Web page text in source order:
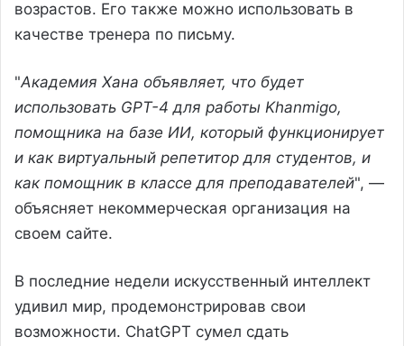
возрастов. Его также можно использовать в
качестве тренера по письму.
"Академия Хана объявляет, что будет
использовать GPT-4 для работы Khanmigo,
помощника на базе ИИ, который функционирует
и как виртуальный репетитор для студентов, и
как помощник в классе для преподавателей", —
объясняет некоммерческая организация на
своем сайте.
В последние недели искусственный интеллект
удивил мир, продемонстрировав свои
возможности. ChatGPT сумел сдать